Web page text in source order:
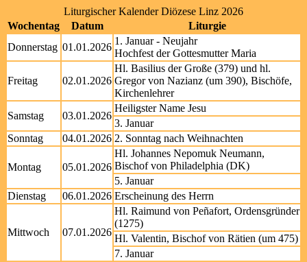
Liturgischer Kalender Diözese Linz 2026
Wochentag
Datum
Liturgie
Donnerstag 01.01.2026
1. Januar - Neujahr
Hochfest der Gottesmutter Maria
Freitag 02.01.2026
Hl. Basilius der Große (379) und hl.
Gregor von Nazianz (um 390), Bischöfe,
Kirchenlehrer
Samstag
03.01.2026
Heiligster Name Jesu
3. Januar
Sonntag
04.01.2026 2. Sonntag nach Weihnachten
Montag 05.01.2026
Hl. Johannes Nepomuk Neumann,
Bischof von Philadelphia (DK)
5. Januar
Dienstag
06.01.2026 Erscheinung des Herrn
Mittwoch 07.01.2026
Hl. Raimund von Peñafort, Ordensgründer
(1275)
Hl. Valentin, Bischof von Rätien (um 475)
7. Januar